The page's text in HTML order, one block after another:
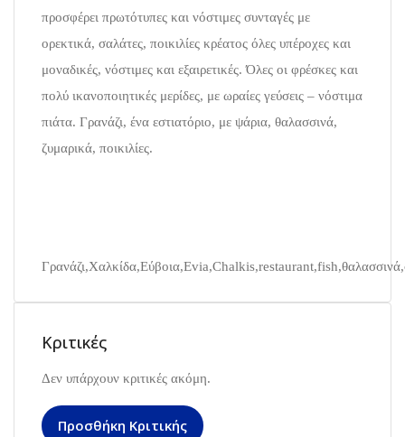
προσφέρει πρωτότυπες και νόστιμες συνταγές με
ορεκτικά, σαλάτες, ποικιλίες κρέατος όλες υπέροχες και
μοναδικές, νόστιμες και εξαιρετικές. Όλες οι φρέσκες και
πολύ ικανοποιητικές μερίδες, με ωραίες γεύσεις – νόστιμα
πιάτα. Γρανάζι, ένα εστιατόριο, με ψάρια, θαλασσινά,
ζυμαρικά, ποικιλίες.
Κριτικές
Δεν υπάρχουν κριτικές ακόμη.
Προσθήκη Κριτικής